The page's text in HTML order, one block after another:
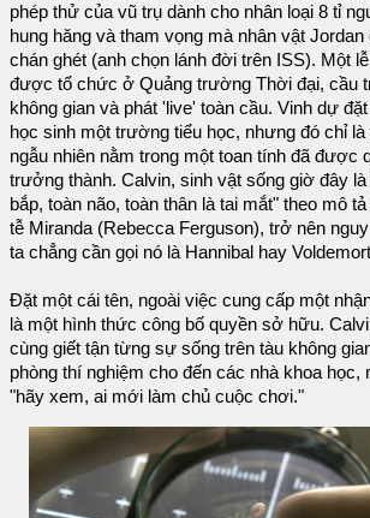
phép thử của vũ trụ dành cho nhân loại 8 tỉ
hung hăng và tham vọng mà nhân vật
chán ghét (anh chọn lánh đời trên ISS). Một
được tổ chức ở Quảng trường Thời đại, cầu
không gian và phát 'live' toàn cầu. Vinh dự
học sinh một trường tiểu học, nhưng đó chỉ
ngẫu nhiên nằm trong một toan tính đã được
trưởng thành. Calvin, sinh vật sống giờ đây
bắp, toàn não, toàn thân là tai mắt" theo mô
tễ Miranda (Rebecca Ferguson), trở nên
ta chẳng cần gọi nó là Hannibal hay
Đặt một cái tên, ngoài việc cung cấp một
là một hình thức công bố quyền sở hữu.
cùng giết tận từng sự sống trên tàu không
phòng thí nghiệm cho đến các nhà khoa học,
"hãy xem, ai mới làm chủ cuộc chơi."